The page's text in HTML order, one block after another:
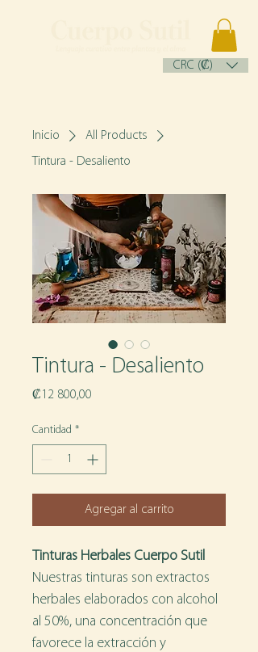
CRC (₡)
Inicio
All Products
Tintura - Desaliento
Tintura - Desaliento
₡12 800,00
Cantidad *
Agregar al carrito
Tinturas Herbales Cuerpo Sutil
Nuestras tinturas son extractos
herbales elaborados con alcohol
al 50%, una concentración que
favorece la extracción y